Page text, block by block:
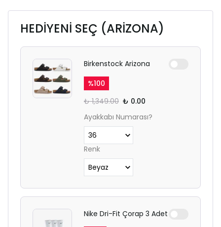
HEDİYENİ SEÇ (ARİZONA)
Birkenstock Arizona
%100
₺ 1,349.00 ₺ 0.00
Ayakkabı Numarası?
Renk
Nike Dri-Fit Çorap 3 Adet